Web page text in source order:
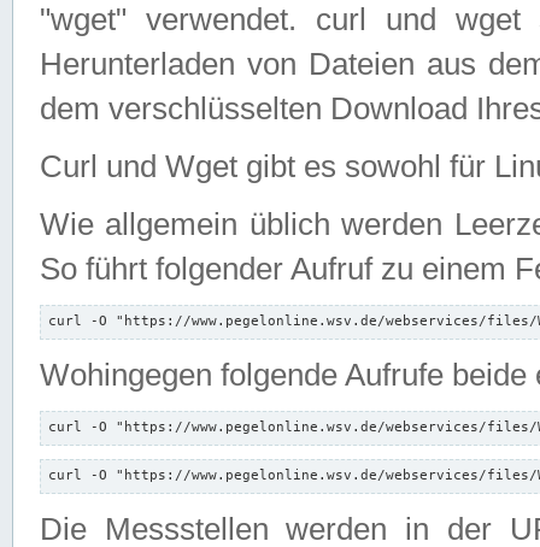
"wget" verwendet. curl und wget
Herunterladen von Dateien aus
dem verschlüsselten Download
Curl und Wget gibt es sowohl für
Wie allgemein üblich werden
So führt folgender Aufruf zu einem
curl -O "https://www.pegelonline.wsv.de/webservices/files/
Wohingegen folgende Aufrufe beide
curl -O "https://www.pegelonline.wsv.de/webservices/files/
curl -O "https://www.pegelonline.wsv.de/webservices/files/
Die Messstellen werden in der